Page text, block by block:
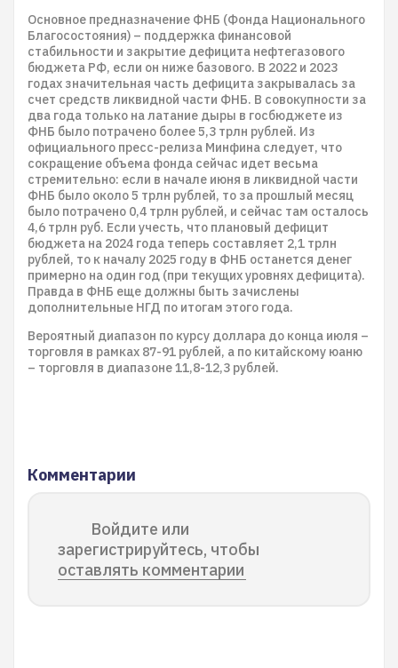
Основное предназначение ФНБ (Фонда Национального
Благосостояния) – поддержка финансовой
стабильности и закрытие дефицита нефтегазового
бюджета РФ, если он ниже базового. В 2022 и 2023
годах значительная часть дефицита закрывалась за
счет средств ликвидной части ФНБ. В совокупности за
два года только на латание дыры в госбюджете из
ФНБ было потрачено более 5,3 трлн рублей. Из
официального пресс-релиза Минфина следует, что
сокращение объема фонда сейчас идет весьма
стремительно: если в начале июня в ликвидной части
ФНБ было около 5 трлн рублей, то за прошлый месяц
было потрачено 0,4 трлн рублей, и сейчас там осталось
4,6 трлн руб. Если учесть, что плановый дефицит
бюджета на 2024 года теперь составляет 2,1 трлн
рублей, то к началу 2025 году в ФНБ останется денег
примерно на один год (при текущих уровнях дефицита).
Правда в ФНБ еще должны быть зачислены
дополнительные НГД по итогам этого года.
Вероятный диапазон по курсу доллара до конца июля –
торговля в рамках 87-91 рублей, а по китайскому юаню
– торговля в диапазоне 11,8-12,3 рублей.
Комментарии
Войдите или
зарегистрируйтесь, чтобы
оставлять комментарии